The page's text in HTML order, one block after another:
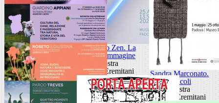
Giancarlo Zen. La
luce fa l'immagine
Mostra
Museo Eremitani
Sandra Marconato.
Oracoli
Mostra
Museo Eremitani